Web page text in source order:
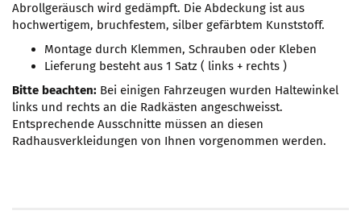
Abrollgeräusch wird gedämpft. Die Abdeckung ist aus
hochwertigem, bruchfestem, silber gefärbtem Kunststoff.
Montage durch Klemmen, Schrauben oder Kleben
Lieferung besteht aus 1 Satz ( links + rechts )
Bitte beachten: Bei einigen Fahrzeugen wurden Haltewinkel
links und rechts an die Radkästen angeschweisst.
Entsprechende Ausschnitte müssen an diesen
Radhausverkleidungen von Ihnen vorgenommen werden.